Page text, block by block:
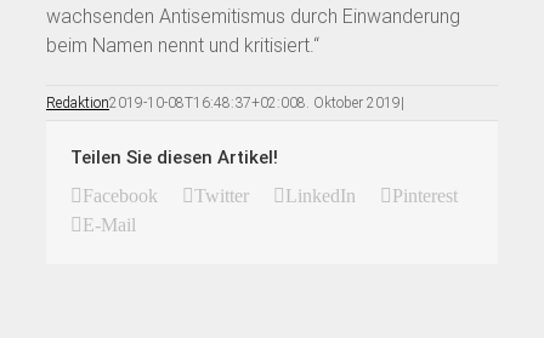
wachsenden Antisemitismus durch Einwanderung
beim Namen nennt und kritisiert.“
Redaktion2019-10-08T16:48:37+02:008. Oktober 2019|
Teilen Sie diesen Artikel!
Facebook Twitter LinkedIn
Pinterest
E-Mail